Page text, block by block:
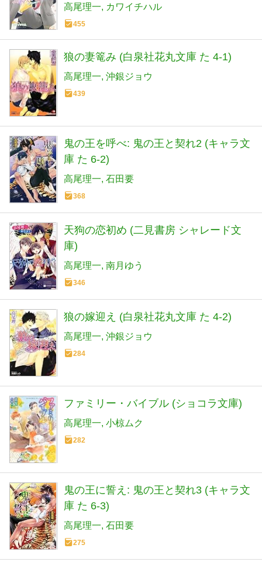
高尾理一 カワイチハル
455
狼の妻篭み (白泉社花丸文庫 た 4-1)
高尾理一 沖銀ジョウ
439
鬼の王を呼べ: 鬼の王と契れ2 (キャラ文
庫 た 6-2)
高尾理一 石田要
368
天狗の恋初め (二見書房 シャレード文
庫)
高尾理一 南月ゆう
346
狼の嫁迎え (白泉社花丸文庫 た 4-2)
高尾理一 沖銀ジョウ
284
ファミリー・バイブル (ショコラ文庫)
高尾理一 小椋ムク
282
鬼の王に誓え: 鬼の王と契れ3 (キャラ文
庫 た 6-3)
高尾理一 石田要
275